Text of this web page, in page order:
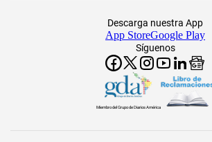
Síguenos
Descarga nuestra App
App StoreGoogle Play
Miembro del Grupo de Diarios América